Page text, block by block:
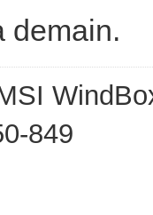
demain.
849